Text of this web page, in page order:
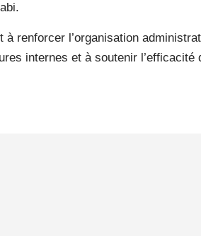
renforcer l’organisation
internes et à soutenir